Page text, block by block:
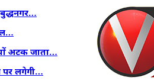
अटक जाता…
पर लगेगी…